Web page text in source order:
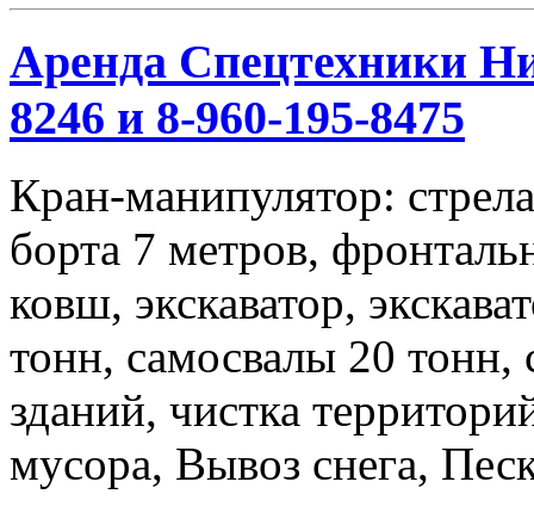
Аренда Спецтехники
8246 и 8-960-195-8475
Кран-манипулятор:
борта 7 метров,
ковш, экскаватор,
тонн, самосвалы 20
зданий, чистка
мусора, Вывоз снега,